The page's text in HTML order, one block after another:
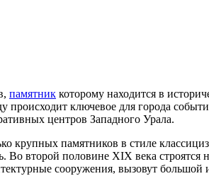
памятник которому находится в
ключевое для города
центров Западного Урала.
крупных памятников в стиле
Во второй половине XIX века
сооружения, вызовут большой